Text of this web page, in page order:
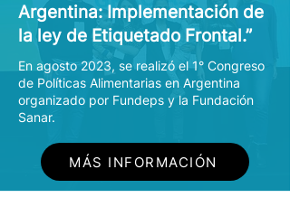
Argentina: Implementación de
la ley de Etiquetado Frontal.”
En agosto 2023, se realizó el 1° Congreso
de Políticas Alimentarias en Argentina
organizado por Fundeps y la Fundación
Sanar.
MÁS INFORMACIÓN